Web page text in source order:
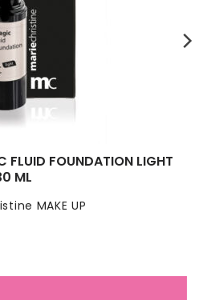
MAKE UP
FLUID FOUNDATION LIGHT
ML